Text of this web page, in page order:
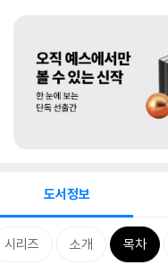
도서정보
시리즈 소개 목차